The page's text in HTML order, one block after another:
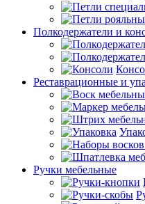
Полкодержатели и
Реставрационные и
Ручки мебельные